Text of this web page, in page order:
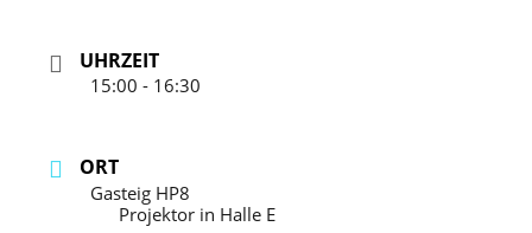
UHRZEIT
15:00 - 16:30
ORT
Gasteig HP8
Projektor in Halle E